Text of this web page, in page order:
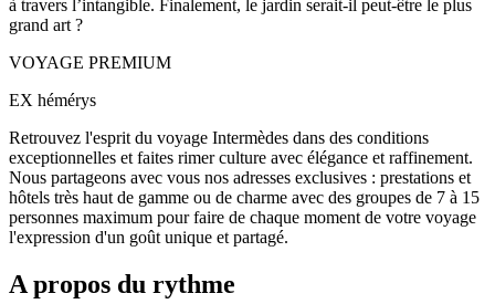
à travers l’intangible. Finalement, le jardin serait-il peut-être le plus
grand art ?
VOYAGE PREMIUM
EX hémérys
Retrouvez l'esprit du voyage Intermèdes dans des conditions
exceptionnelles et faites rimer culture avec élégance et raffinement.
Nous partageons avec vous nos adresses exclusives : prestations et
hôtels très haut de gamme ou de charme avec des groupes de 7 à 15
personnes maximum pour faire de chaque moment de votre voyage
l'expression d'un goût unique et partagé.
A propos du rythme